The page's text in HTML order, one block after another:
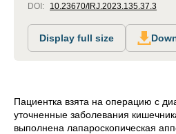
DOI: 10.23670/IRJ.2023.135.37.3
Display full size
Пациентка взята на операцию с
уточненные заболевания
выполнена лапароскопическая